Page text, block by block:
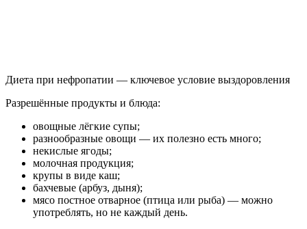
Диета при нефропатии — ключевое условие выздоровления
Разрешённые продукты и блюда:
овощные лёгкие супы;
разнообразные овощи — их полезно есть много;
некислые ягоды;
молочная продукция;
крупы в виде каш;
бахчевые (арбуз, дыня);
мясо постное отварное (птица или рыба) — можно
употреблять, но не каждый день.